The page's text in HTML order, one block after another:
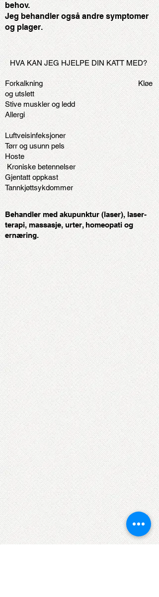
behov.
Jeg behandler også andre symptomer
og plager.
HVA KAN JEG HJELPE DIN KATT MED?
Forkalkning Kløe
og utslett
Stive muskler og ledd
Allergi
Luftveisinfeksjoner
Tørr og usunn pels
Hoste
Kroniske betennelser
Gjentatt oppkast
Tannkjøttsykdommer
Behandler med akupunktur (laser), laser-
terapi, massasje, urter, homeopati og
ernæring.